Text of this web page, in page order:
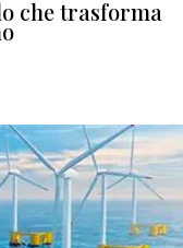
che trasforma